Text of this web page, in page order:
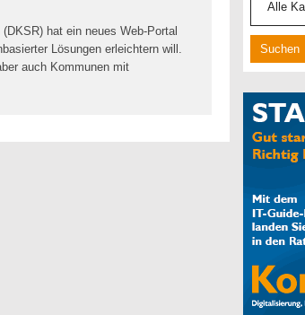
hat ein neues Web-Portal
Lösungen erleichtern will.
auch Kommunen mit